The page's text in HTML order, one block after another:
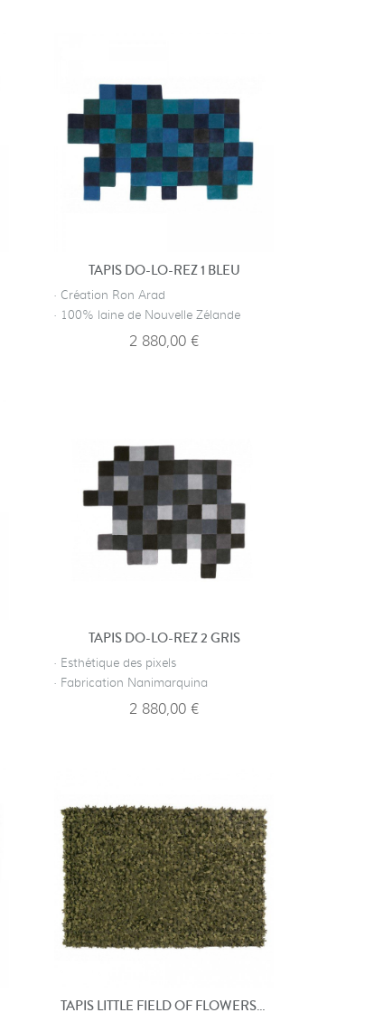
TAPIS DO-LO-REZ 1 BLEU
· Création Ron Arad
· 100% laine de Nouvelle Zélande
2 880,00 €
TAPIS DO-LO-REZ 2 GRIS
· Esthétique des pixels
· Fabrication Nanimarquina
2 880,00 €
TAPIS LITTLE FIELD OF FLOWERS - VERT